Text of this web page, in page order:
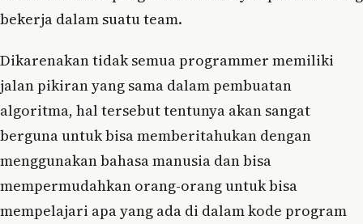
bekerja dalam suatu team.
Dikarenakan tidak semua programmer memiliki
jalan pikiran yang sama dalam pembuatan
algoritma, hal tersebut tentunya akan sangat
berguna untuk bisa memberitahukan dengan
menggunakan bahasa manusia dan bisa
mempermudahkan orang-orang untuk bisa
mempelajari apa yang ada di dalam kode program